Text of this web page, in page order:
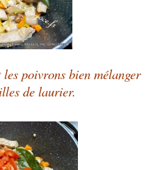
poivrons bien mélanger
de laurier.